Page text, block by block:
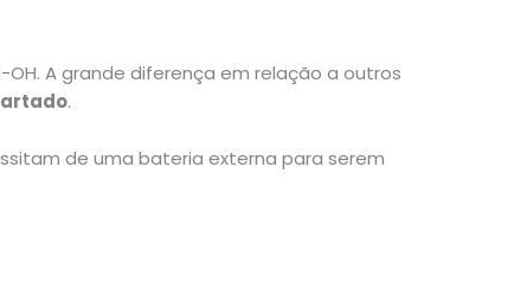
A grande diferença em relação a outros
.
de uma bateria externa para serem